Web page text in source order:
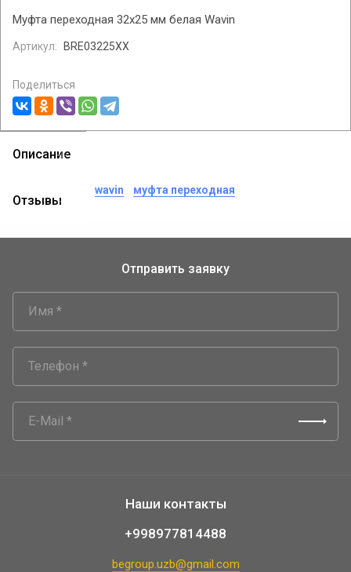
Муфта переходная 32х25 мм белая Wavin
Артикул: BRE03225XX
Поделиться
Описание
Отзывы
wavin муфта переходная
Отправить заявку
Наши контакты
+998977814488
begroup.uzb@gmail.com